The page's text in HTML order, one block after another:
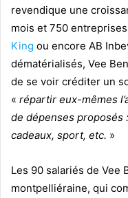
revendique une
mois et 750
King ou encore AB
dématérialisés, Vee
de se voir créditer un
« répartir eux-mêmes
de dépenses proposés
cadeaux, sport, etc. »
Les 90 salariés de Vee
montpelliéraine, qui